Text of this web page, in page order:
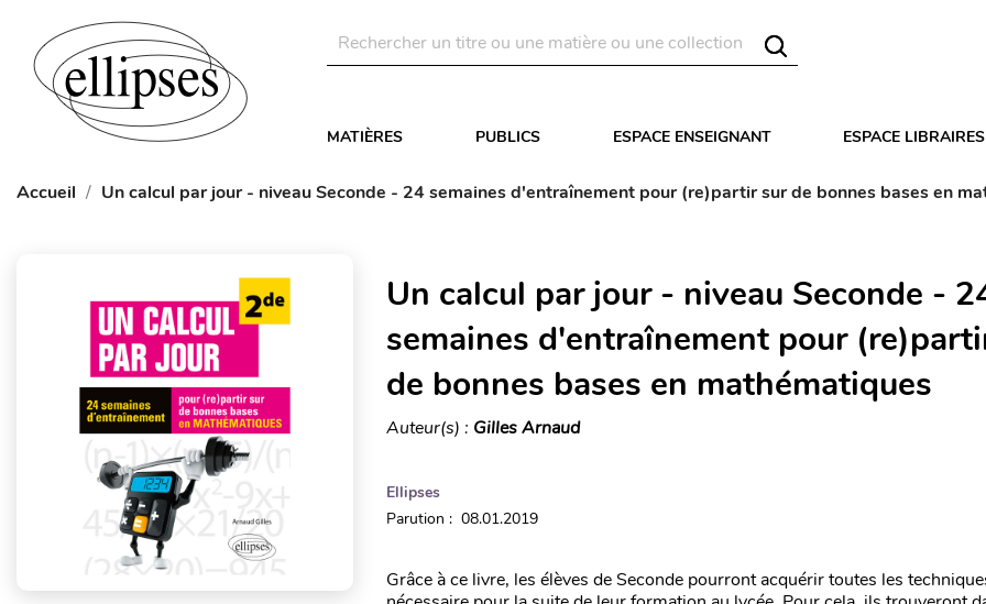
MATIÈRES PUBLICS ESPACE ENSEIGNANT ESPACE LIBRAIRES
Accueil Un calcul par jour - niveau Seconde - 24 semaines d'entraînement pour (re)partir sur de bonnes bases en
Un calcul par jour - niveau Seconde -
semaines d'entraînement pour
de bonnes bases en mathématiques
Auteur(s) : Gilles Arnaud
Ellipses
Parution : 08.01.2019
Grâce à ce livre, les élèves de Seconde pourront acquérir toutes les